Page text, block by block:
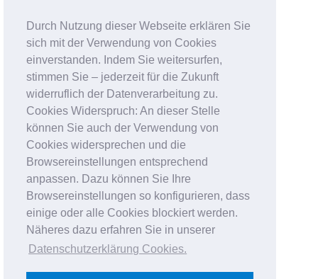
Durch Nutzung dieser Webseite erklären Sie
sich mit der Verwendung von Cookies
einverstanden. Indem Sie weitersurfen,
stimmen Sie – jederzeit für die Zukunft
widerruflich der Datenverarbeitung zu.
Cookies Widerspruch: An dieser Stelle
können Sie auch der Verwendung von
Cookies widersprechen und die
Browsereinstellungen entsprechend
anpassen. Dazu können Sie Ihre
Browsereinstellungen so konfigurieren, dass
einige oder alle Cookies blockiert werden.
Näheres dazu erfahren Sie in unserer
Datenschutzerklärung Cookies.